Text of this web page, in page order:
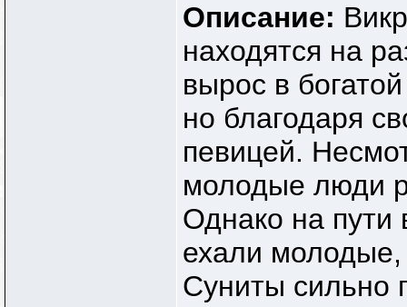
Описание:
находятся на
вырос в
но благодаря
певицей.
молодые люди
Однако на пути
ехали
Суниты сильно